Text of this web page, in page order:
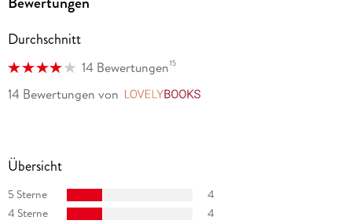
major motion picture written on every page.
News
This is one of his David-and-Goliath fables a little guy
Durchschnitt
14 Bewertungen15
14 Bewertungen von
Übersicht
5 Sterne
4
4 Sterne
4